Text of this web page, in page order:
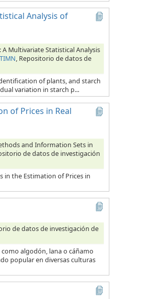
Analysis of
Multivariate Statistical Analysis
, Repositorio de datos de
of plants, and starch
variation in starch p...
of Prices in Real
and Information Sets in
de datos de investigación
in the Estimation of Prices in
de datos de investigación de
algodón, lana o cáñamo
popular en diversas culturas